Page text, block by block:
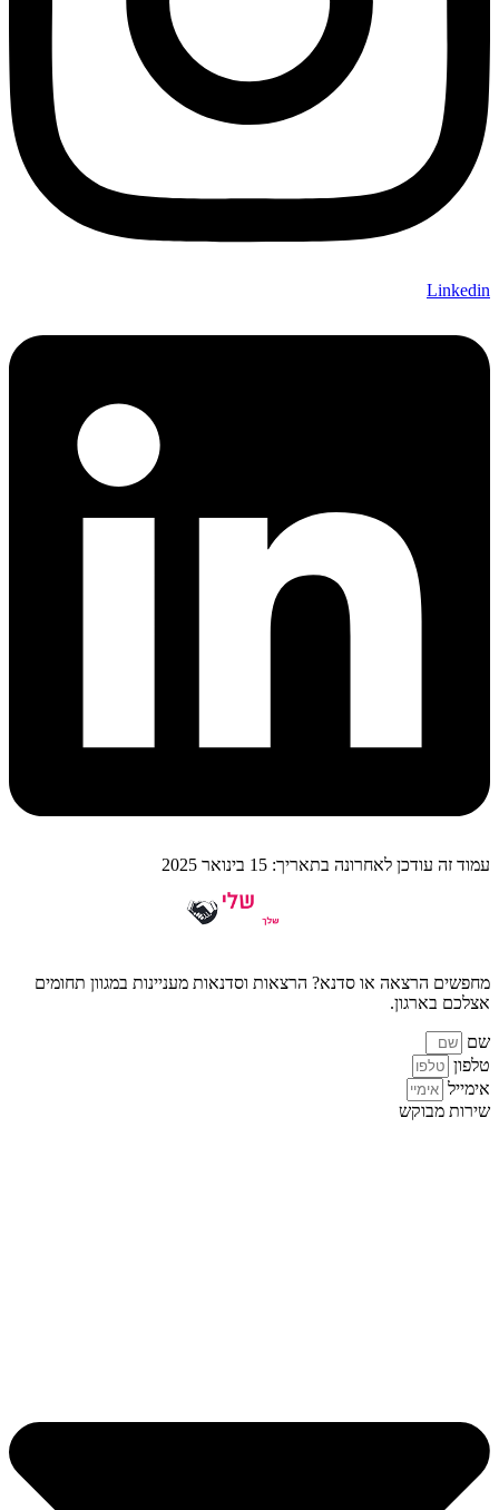
Linkedin
עמוד זה עודכן לאחרונה בתאריך: 15 בינואר 2025
מחפשים הרצאה או סדנא? הרצאות וסדנאות מעניינות במגוון תחומים
אצלכם בארגון.
שם
טלפון
אימייל
שירות מבוקש